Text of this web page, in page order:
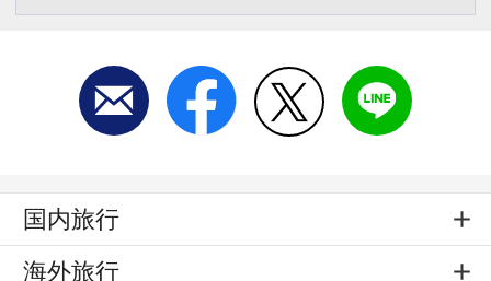
国内旅行
海外旅行